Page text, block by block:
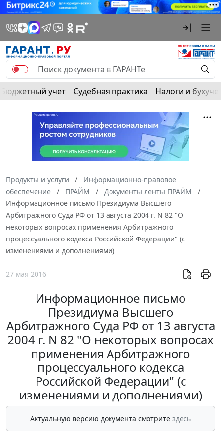
Бюджетный учет Судебная практика Налоги и
Продукты и услуги
Информационно-правовое
обеспечение
ПРАЙМ
Документы ленты ПРАЙМ
Информационное письмо Президиума Высшего
Арбитражного Суда РФ от 13 августа 2004 г. N 82 "О
некоторых вопросах применения Арбитражного
процессуального кодекса Российской Федерации" (с
изменениями и дополнениями)
27 мая 2016
Информационное письмо
Президиума Высшего
Арбитражного Суда РФ от 13 августа
2004 г. N 82 "О некоторых вопросах
применения Арбитражного
процессуального кодекса
Российской Федерации" (с
изменениями и дополнениями)
Актуальную версию документа смотрите здесь